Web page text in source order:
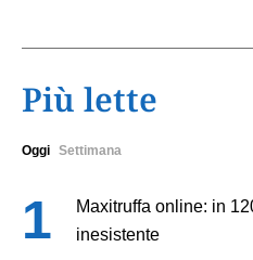
Più lette
Oggi Settimana
Maxitruffa online: in
inesistente